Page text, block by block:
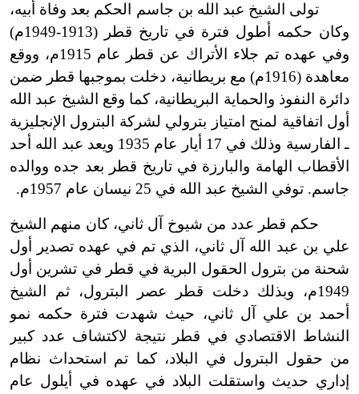
تولى الشيخ عبد الله بن جاسم الحكم بعد وفاة أبيه،
وكان حكمه أطول فترة في تاريخ قطر (1913-1949م)
وفي عهده تم جلاء الأتراك عن قطر عام 1915م، ووقع
معاهدة (1916م) مع بريطانية، دخلت بموجبها قطر ضمن
دائرة النفوذ والحماية البريطانية، كما وقع الشيخ عبد الله
أول اتفاقية لمنح امتياز بترولي لشركة البترول الإنجليزية
ـ الفارسية وذلك في 17 أيار عام 1935 ويعد عبد الله أحد
الأقطاب الهامة والبارزة في تاريخ قطر بعد جده ووالده
جاسم. توفي الشيخ عبد الله في 25 نيسان عام 1957م.
حكم قطر عدد من شيوخ آل ثاني، كان منهم الشيخ
علي بن عبد الله آل ثاني، الذي تم في عهده تصدير أول
شحنة من بترول الحقول البرية في قطر في تشرين أول
1949م، وبذلك دخلت قطر عصر البترول، ثم الشيخ
أحمد بن علي آل ثاني، حيث شهدت فترة حكمه نمو
النشاط الاقتصادي في قطر نتيجة لاكتشاف عدد كبير
من حقول البترول في البلاد، كما تم استحداث نظام
إداري حديث واستقلت البلاد في عهده في أيلول عام